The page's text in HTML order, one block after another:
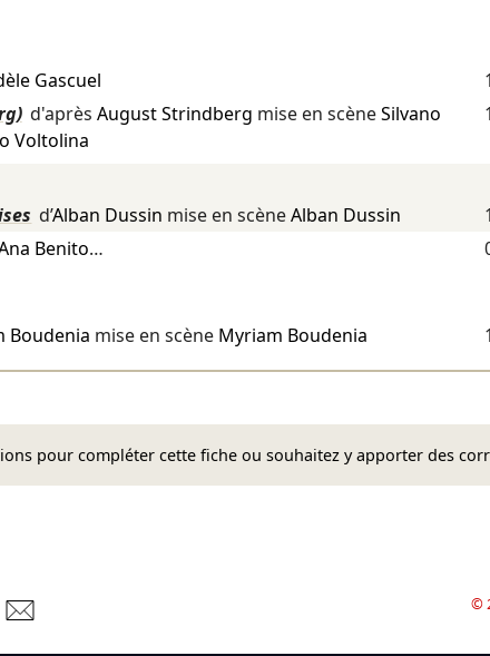
Gascuel
d'après August Strindberg mise en scèneSilvano
Voltolina
d’Alban Dussin mise en scèneAlban Dussin
Benito…
Boudenia mise en scène Myriam Boudenia
pour compléter cette fiche ou souhaitez y apporter des
LinkedIn
sur Mastodon
sur Bluesky
Partager sur Facebook ©